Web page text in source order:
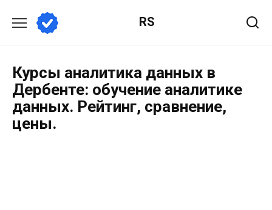
RS
Курсы аналитика данных в
Дербенте: обучение аналитике
данных. Рейтинг, сравнение,
цены.